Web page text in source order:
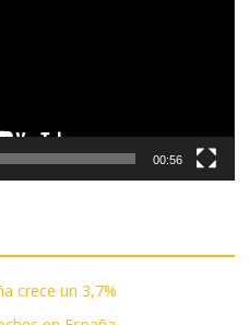
00:56
crece un 3,7%